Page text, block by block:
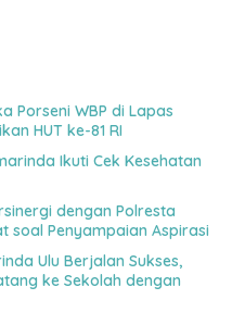
Porseni WBP di Lapas
HUT ke-81 RI
Ikuti Cek Kesehatan
dengan Polresta
soal Penyampaian Aspirasi
Ulu Berjalan Sukses,
ke Sekolah dengan